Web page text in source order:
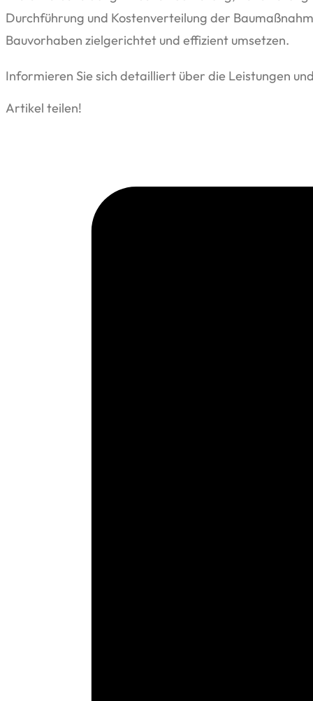
Durchführung und Kostenverteilung der
Bauvorhaben zielgerichtet und effizient umsetzen.
Informieren Sie sich detailliert über die Leistungen
Artikel teilen!